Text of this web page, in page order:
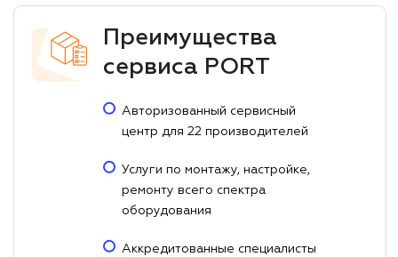
Преимущества
сервиса PORT
Авторизованный сервисный
центр для 22 производителей
Услуги по монтажу, настройке,
ремонту всего спектра
оборудования
Аккредитованные специалисты